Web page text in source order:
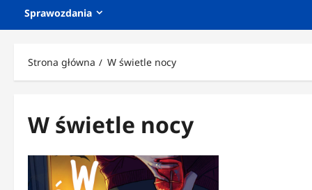
Sprawozdania
Strona główna W świetle nocy
W świetle nocy